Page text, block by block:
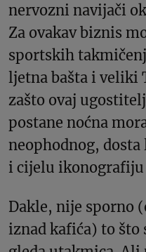
nervozni navijači
Za ovakav biznis
sportskih
ljetna bašta i veliki
zašto ovaj
postane noćna
neophodnog,
i cijelu ikonografiju
Dakle, nije sporno
iznad kafića) to što